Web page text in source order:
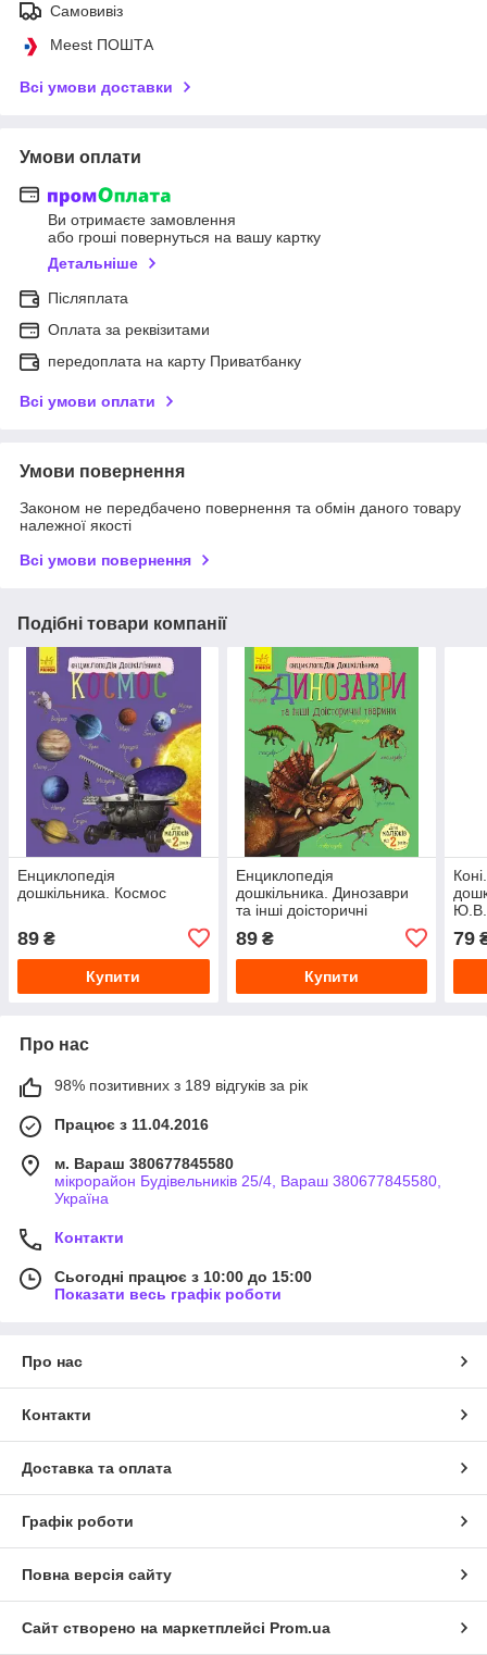
Самовивіз
Meest ПОШТА
Всі умови доставки
Умови оплати
Ви отримаєте замовлення
або гроші повернуться на вашу картку
Детальніше
Післяплата
Оплата за реквізитами
передоплата на карту Приватбанку
Всі умови оплати
Умови повернення
Законом не передбачено повернення та обмін даного товару
належної якості
Всі умови повернення
Подібні товари компанії
Енциклопедія
дошкільника. Космос
89 ₴
Купити
Енциклопедія
дошкільника. Динозаври
та інші доісторичні
89₴
Купити
Ю.В.
79
Про нас
98% позитивних з 189 відгуків за рік
Працює з 11.04.2016
м. Вараш 380677845580
мікрорайон Будівельників 25/4, Вараш 380677845580,
Україна
Контакти
Сьогодні працює з 10:00 до 15:00
Показати весь графік роботи
Про нас
Контакти
Доставка та оплата
Графік роботи
Повна версія сайту
Сайт створено на маркетплейсі Prom.ua